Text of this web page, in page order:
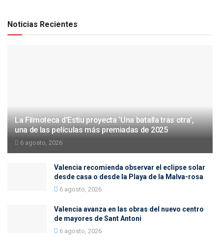
Noticias Recientes
La Filmoteca d’Estiu proyecta ‘Una batalla tras otra’,
una de las películas más premiadas de 2025
6 agosto, 2026
Valencia recomienda observar el eclipse solar
desde casa o desde la Playa de la Malva-rosa
6 agosto, 2026
Valencia avanza en las obras del nuevo centro
de mayores de Sant Antoni
6 agosto, 2026